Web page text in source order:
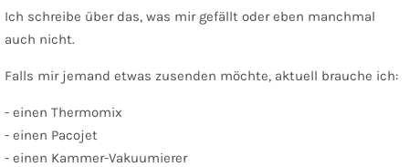
Ich schreibe über das, was mir gefällt oder eben manchmal
auch nicht.
Falls mir jemand etwas zusenden möchte, aktuell brauche ich:
- einen Thermomix
- einen Pacojet
- einen Kammer-Vakuumierer